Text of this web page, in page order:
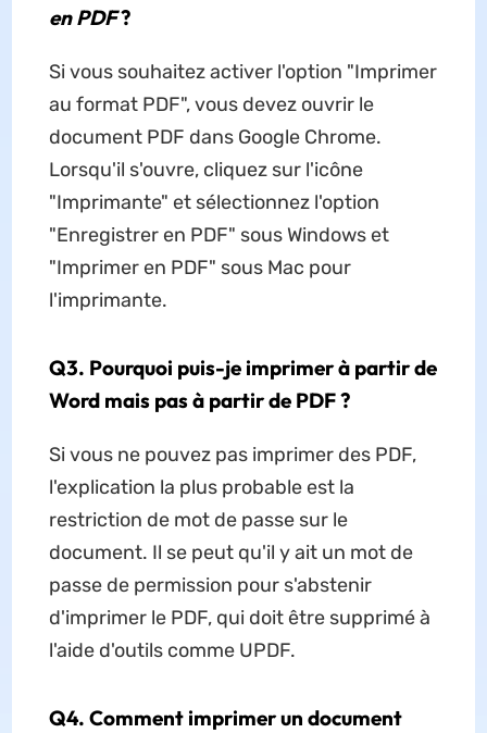
en PDF?
Si vous souhaitez activer l'option "Imprimer
au format PDF", vous devez ouvrir le
document PDF dans Google Chrome.
Lorsqu'il s'ouvre, cliquez sur l'icône
"Imprimante" et sélectionnez l'option
"Enregistrer en PDF" sous Windows et
"Imprimer en PDF" sous Mac pour
l'imprimante.
Q3. Pourquoi puis-je imprimer à partir de
Word mais pas à partir de PDF ?
Si vous ne pouvez pas imprimer des PDF,
l'explication la plus probable est la
restriction de mot de passe sur le
document. Il se peut qu'il y ait un mot de
passe de permission pour s'abstenir
d'imprimer le PDF, qui doit être supprimé à
l'aide d'outils comme UPDF.
Q4. Comment imprimer un document